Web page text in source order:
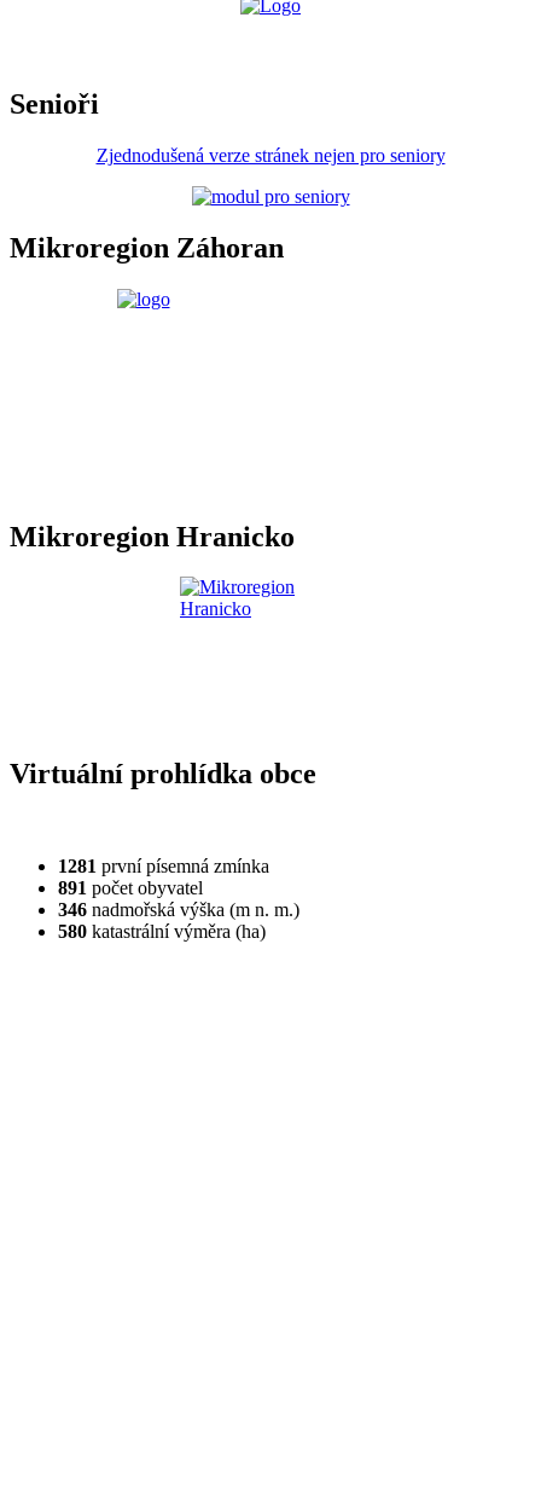
Senioři
Zjednodušená verze stránek nejen pro seniory
Mikroregion Záhoran
Mikroregion Hranicko
Virtuální prohlídka obce
1281 první písemná zmínka
891 počet obyvatel
346 nadmořská výška (m n. m.)
580 katastrální výměra (ha)